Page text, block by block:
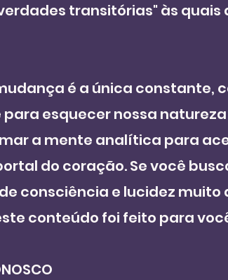
transitórias" às quais
é a única constante,
para esquecer nossa
a mente analítica para
do coração. Se você
consciência e lucidez muito
conteúdo foi feito para